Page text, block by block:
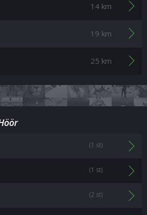
14 km
19 km
25 km
(1 st)
(1 st)
(2 st)